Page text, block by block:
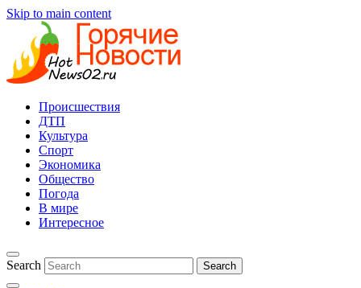
Skip to main content
Происшествия
ДТП
Культура
Спорт
Экономика
Общество
Погода
В мире
Интересное
Search